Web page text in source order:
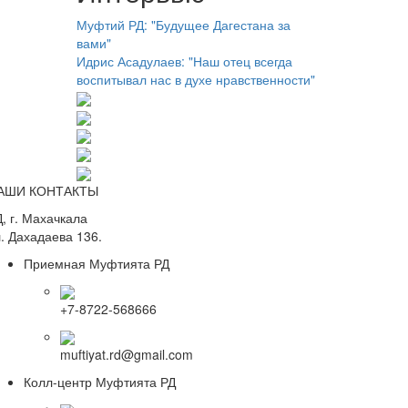
Муфтий РД: "Будущее Дагестана за
вами"
Идрис Асадулаев: "Наш отец всегда
воспитывал нас в духе нравственности"
КОНТАКТЫ
г. Махачкала
Дахадаева 136.
Приемная Муфтията РД
+7-8722-568666
muftiyat.rd@gmail.com
Колл-центр Муфтията РД